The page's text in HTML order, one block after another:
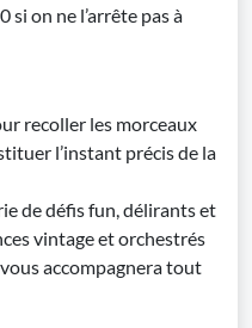
si on ne l’arrête pas à
recoller les morceaux
l’instant précis de la
de défis fun, délirants et
vintage et orchestrés
accompagnera tout